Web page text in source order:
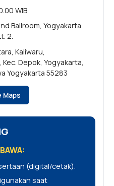
WIB
Ballroom, Yogyakarta
2.
Kaliwaru,
Depok, Yogyakarta,
Yogyakarta 55283
Maps
(digital/cetak).
saat